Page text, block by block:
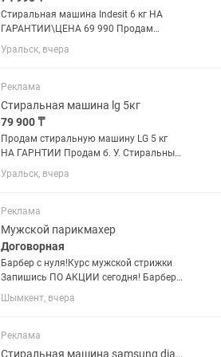
Стиральная машина Indesit 6 кг НА
ГАРАНТИИ\ЦЕНА 69 990 Продам
стиральную машину Indesit 6 кг узкая
НА ГАРАНТИИ В отличном состоянии,
произведена профилактика, чистка
от...
Уральск, вчера
Реклама
Стиральная машина lg 5кг
79 900 ₸
Продам стиральную машину LG 5 кг
НА ГАРНТИИ Продам б. У. Стиральные
машинки в отличном рабочем
состоянии. -10000 за вашу сломанную.
обмен старой на новую. Все машинки...
Уральск, вчера
Реклама
Мужской парикмахер
Договорная
Барбер с нуля!Курс мужской стрижки
Запишись ПО АКЦИИ сегодня! Барбер
с нуля! Курс мужской стрижки
Запишись ПО АКЦИИ сегодня!(kaspi
Ежедневная работа на...
Шымкент, вчера
Реклама
Стиральная машина samsung diamond 5 кг